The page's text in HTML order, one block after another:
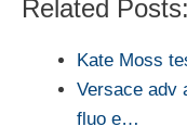
Related Posts:
Kate Moss
Versace adv
fluo e…